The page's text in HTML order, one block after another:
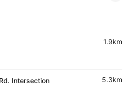
1.9km
Intersection 5.3km